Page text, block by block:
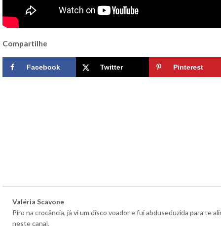
Compartilhe
Facebook Twitter Pinterest
Valéria Scavone
Piro na crocância, já vi um disco voador e fui abduseduzida para te
neste canal.